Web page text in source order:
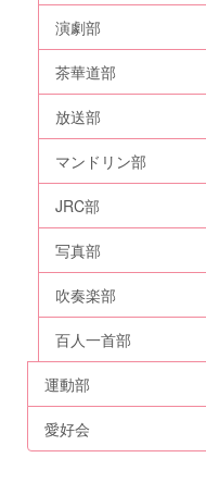
演劇部
茶華道部
放送部
マンドリン部
JRC部
写真部
吹奏楽部
百人一首部
運動部
愛好会